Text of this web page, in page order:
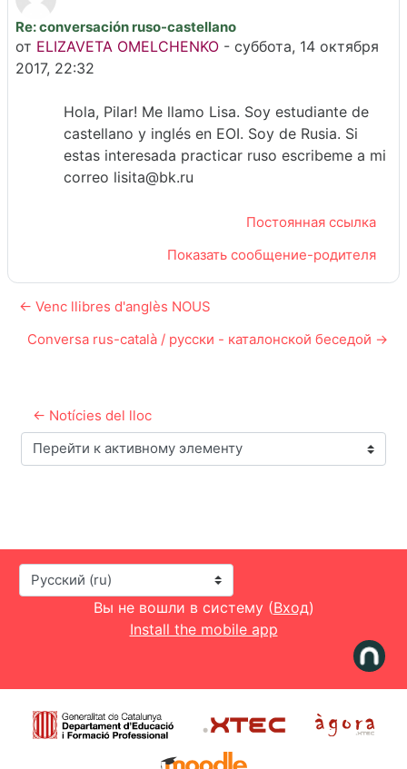
Re: conversación ruso-castellano
от ELIZAVETA OMELCHENKO - суббота, 14 октября
2017, 22:32
Количество ответов: 0
Hola, Pilar! Me llamo Lisa. Soy estudiante de
castellano y inglés en EOI. Soy de Rusia. Si
estas interesada practicar ruso escribeme a mi
correo lisita@bk.ru
Постоянная ссылка
Показать сообщение-родителя
← Venc llibres d'anglès NOUS
Conversa rus-català / русски - каталонской беседой →
← Notícies del lloc
Перейти к активному элементу
Язык
Вы не вошли в систему (Вход)
Install the mobile app